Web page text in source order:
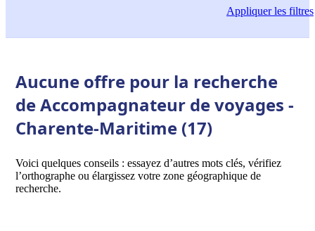
Appliquerles filtres
Aucune offre pour la recherche
de Accompagnateur de voyages -
Charente-Maritime (17)
Voici quelques conseils : essayez d’autres mots clés, vérifiez
l’orthographe ou élargissez votre zone géographique de
recherche.